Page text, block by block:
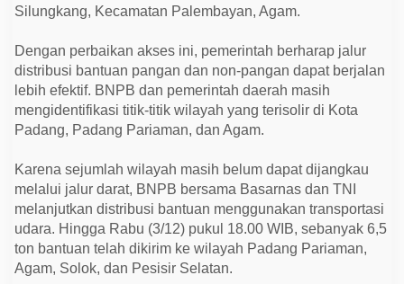
Silungkang, Kecamatan Palembayan, Agam.
Dengan perbaikan akses ini, pemerintah berharap jalur
distribusi bantuan pangan dan non-pangan dapat berjalan
lebih efektif. BNPB dan pemerintah daerah masih
mengidentifikasi titik-titik wilayah yang terisolir di Kota
Padang, Padang Pariaman, dan Agam.
Karena sejumlah wilayah masih belum dapat dijangkau
melalui jalur darat, BNPB bersama Basarnas dan TNI
melanjutkan distribusi bantuan menggunakan transportasi
udara. Hingga Rabu (3/12) pukul 18.00 WIB, sebanyak 6,5
ton bantuan telah dikirim ke wilayah Padang Pariaman,
Agam, Solok, dan Pesisir Selatan.